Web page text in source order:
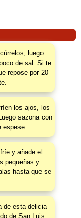
luego
de sal. Si te
repose por 20
los ajos, los
sazona con
espese.
y añade el
pequeñas y
hasta que se
de esta delicia
de San Luis